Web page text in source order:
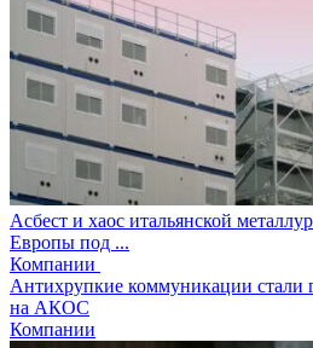
Асбест и хаос итальянской
Европы под ...
Компании
Антихрупкие коммуникации стали
на АКОС
Компании